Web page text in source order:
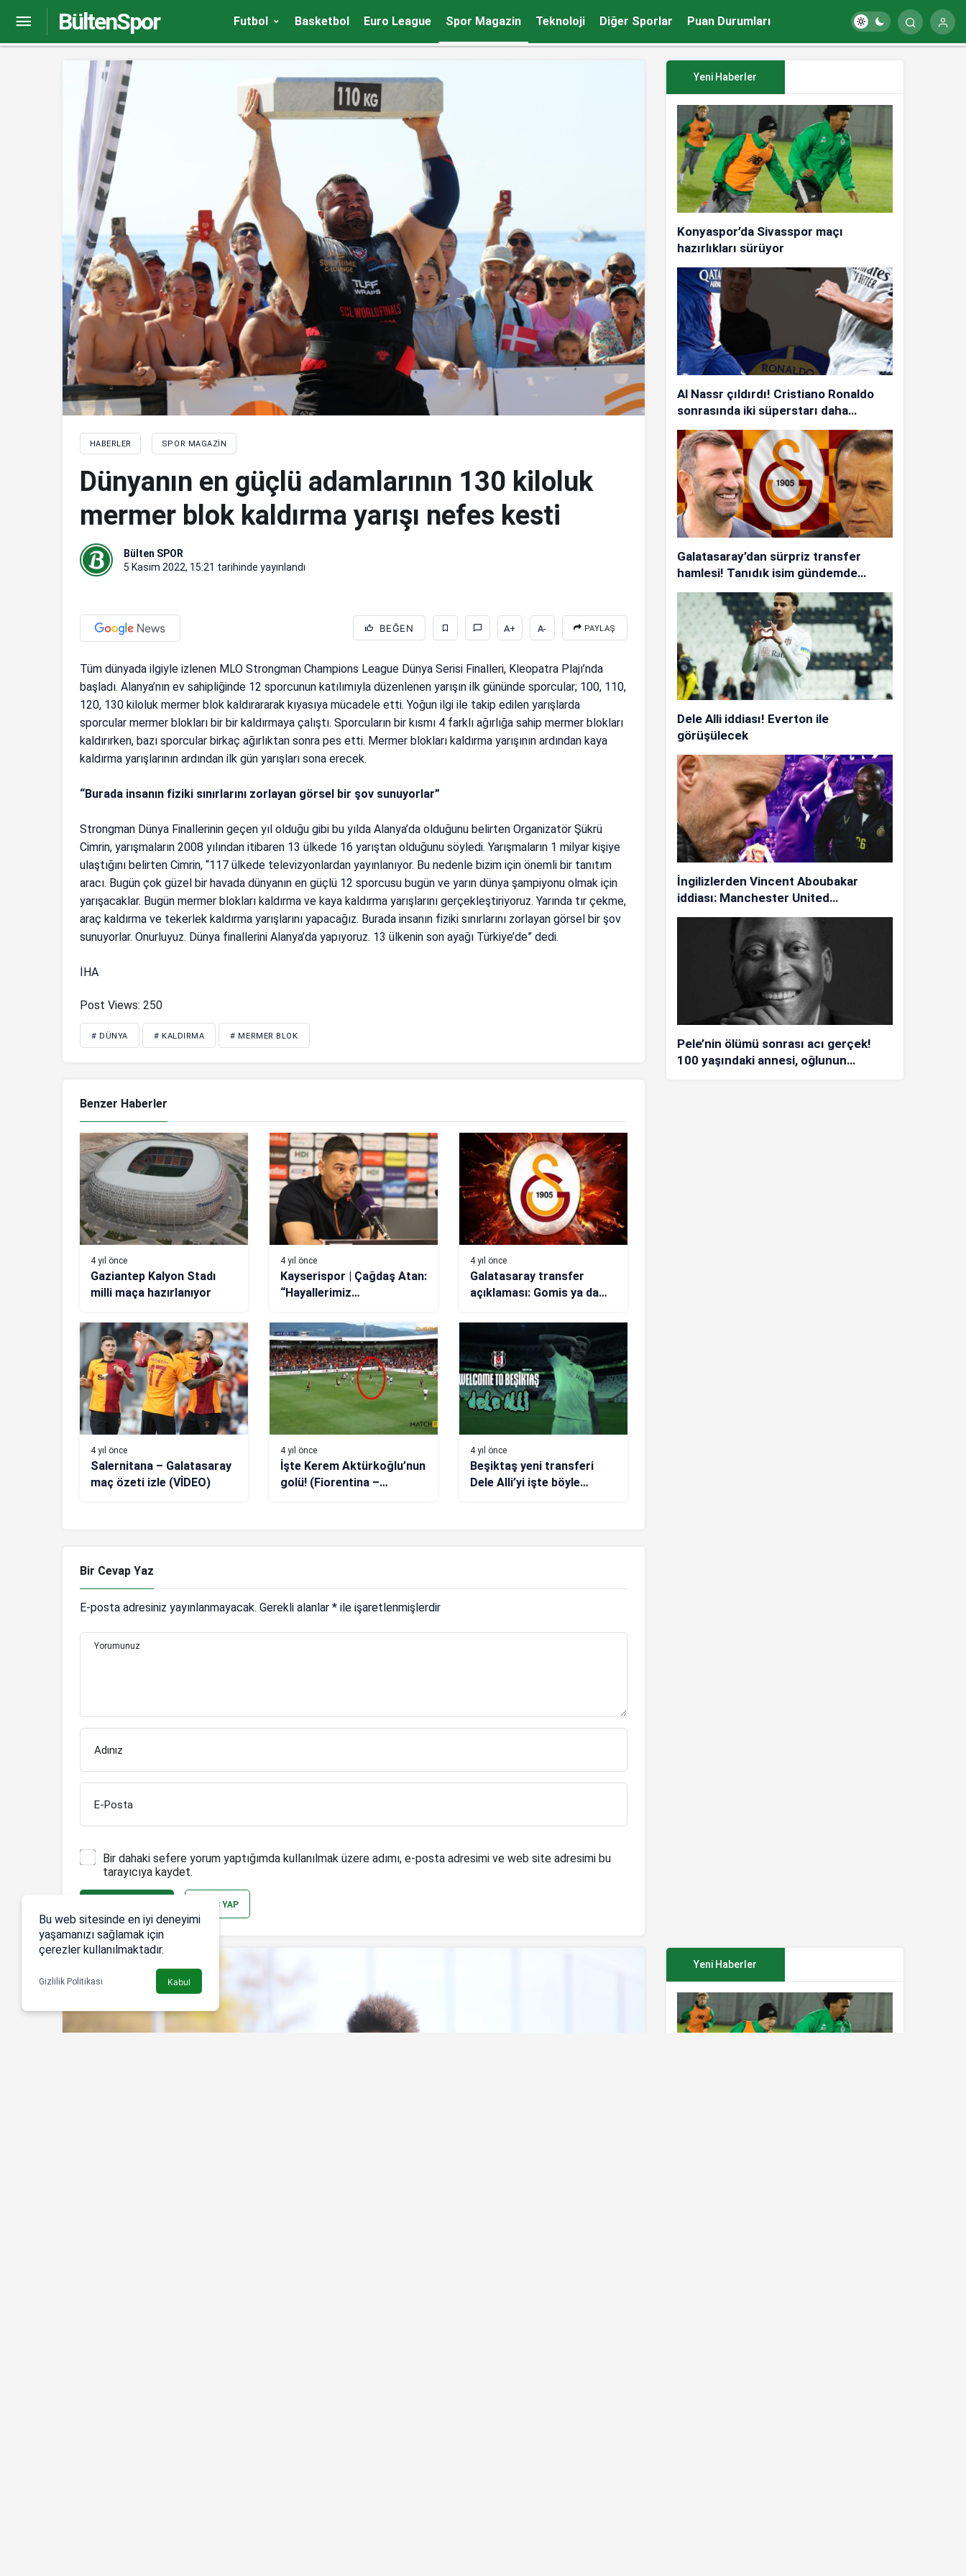
BültenSpor Futbol Basketbol Euro League Spor Magazin Teknoloji Diğer Sporlar Puan Durumları
HABERLER SPOR MAGAZIN
Dünyanın en güçlü adamlarının 130 kiloluk
mermer blok kaldırma yarışı nefes kesti
Bülten SPOR
5 Kasım 2022, 15:21 tarihinde yayınlandı
BEĞEN A+ A- PAYLAŞ
Tüm dünyada ilgiyle izlenen MLO Strongman Champions League Dünya Serisi Finalleri, Kleopatra Plajı’nda
başladı. Alanya’nın ev sahipliğinde 12 sporcunun katılımıyla düzenlenen yarışın ilk gününde sporcular; 100, 110,
120, 130 kiloluk mermer blok kaldırararak kıyasıya mücadele etti. Yoğun ilgi ile takip edilen yarışlarda
sporcular mermer blokları bir bir kaldırmaya çalıştı. Sporcuların bir kısmı 4 farklı ağırlığa sahip mermer blokları
kaldırırken, bazı sporcular birkaç ağırlıktan sonra pes etti. Mermer blokları kaldırma yarışının ardından kaya
kaldırma yarışlarının ardından ilk gün yarışları sona erecek.
“Burada insanın fiziki sınırlarını zorlayan görsel bir şov sunuyorlar”
Strongman Dünya Finallerinin geçen yıl olduğu gibi bu yılda Alanya’da olduğunu belirten Organizatör Şükrü
Cimrin, yarışmaların 2008 yılından itibaren 13 ülkede 16 yarıştan olduğunu söyledi. Yarışmaların 1 milyar kişiye
ulaştığını belirten Cimrin, “117 ülkede televizyonlardan yayınlanıyor. Bu nedenle bizim için önemli bir tanıtım
aracı. Bugün çok güzel bir havada dünyanın en güçlü 12 sporcusu bugün ve yarın dünya şampiyonu olmak için
yarışacaklar. Bugün mermer blokları kaldırma ve kaya kaldırma yarışlarını gerçekleştiriyoruz. Yarında tır çekme,
araç kaldırma ve tekerlek kaldırma yarışlarını yapacağız. Burada insanın fiziki sınırlarını zorlayan görsel bir şov
sunuyorlar. Onurluyuz. Dünya finallerini Alanya’da yapıyoruz. 13 ülkenin son ayağı Türkiye’de” dedi.
İHA
Post Views: 250
# DÜNYA # KALDIRMA # MERMER BLOK
Benzer Haberler
4 yıl önce
Gaziantep Kalyon Stadı
milli maça hazırlanıyor
4 yıl önce
Kayserispor | Çağdaş Atan:
“Hayallerimiz
4 yıl önce
Galatasaray transfer
açıklaması: Gomis ya da
4 yıl önce
Salernitana – Galatasaray
maç özeti izle (VİDEO)
4 yıl önce
İşte Kerem Aktürkoğlu’nun
golü! (Fiorentina –
4 yıl önce
Beşiktaş yeni transferi
Dele Alli’yi işte böyle
Bir Cevap Yaz
E-posta adresiniz yayınlanmayacak. Gerekli alanlar * ile işaretlenmişlerdir
Yorumunuz
Adınız
E-Posta
Bir dahaki sefere yorum yaptığımda kullanılmak üzere adımı, e-posta adresimi ve web site adresimi bu
tarayıcıya kaydet.
GIRIŞ YAP
Yeni Haberler
Konyaspor’da Sivasspor maçı
hazırlıkları sürüyor
Al Nassr çıldırdı! Cristiano Ronaldo
sonrasında iki süperstarı daha
istiyorlar…
Galatasaray’dan sürpriz transfer
hamlesi! Tanıdık isim gündemde…
Dele Alli iddiası! Everton ile
görüşülecek
İngilizlerden Vincent Aboubakar
iddiası: Manchester United…
Pele’nin ölümü sonrası acı gerçek!
100 yaşındaki annesi, oğlunun
Sivasspor’da Fenerbahçe maçı hazırlıkları sürüyor
Yeni Haberler
Bu web sitesinde en iyi deneyimi
yaşamanızı sağlamak için
çerezler kullanılmaktadır.
Gizlilik Politikası Kabul